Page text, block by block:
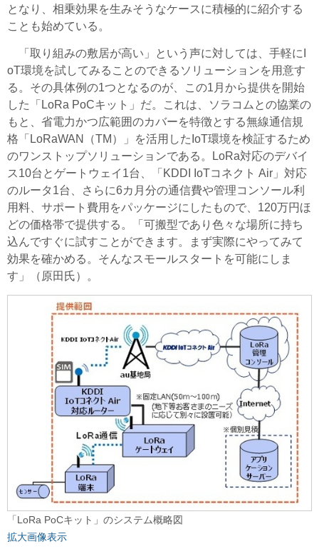
となり、相乗効果を生みそうなケースに積極的に紹介する
ことも始めている。
「取り組みの敷居が高い」という声に対しては、手軽にI
oT環境を試してみることのできるソリューションを用意す
る。その具体例の1つとなるのが、この1月から提供を開始
した「LoRa PoCキット」だ。これは、ソラコムとの協業の
もと、省電力かつ広範囲のカバーを特徴とする無線通信規
格「LoRaWAN（TM）」を活用したIoT環境を検証するため
のワンストップソリューションである。LoRa対応のデバイ
ス10台とゲートウェイ1台、「KDDI IoTコネクト Air」対応
のルータ1台、さらに6カ月分の通信費や管理コンソール利
用料、サポート費用をパッケージにしたもので、120万円ほ
どの価格帯で提供する。「可搬型であり色々な場所に持ち
込んですぐに試すことができます。まず実際にやってみて
効果を確かめる。そんなスモールスタートを可能にしま
す」（原田氏）。
「LoRa PoCキット」のシステム概略図
拡大画像表示